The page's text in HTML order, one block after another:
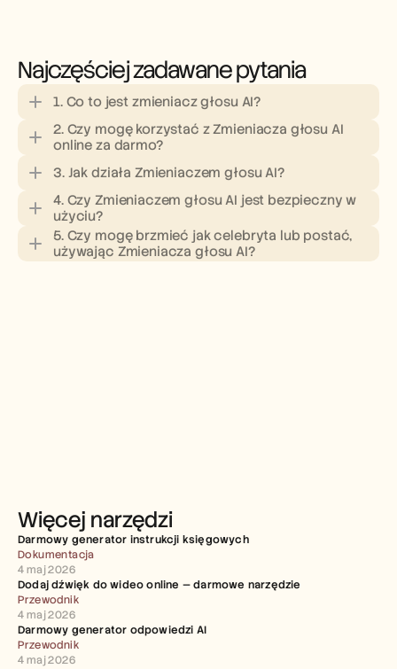
Najczęściej zadawane pytania
1. Co to jest zmieniacz głosu AI?
2. Czy mogę korzystać z Zmieniacza głosu AI
online za darmo?
3. Jak działa Zmieniaczem głosu AI?
4. Czy Zmieniaczem głosu AI jest bezpieczny w
użyciu?
5. Czy mogę brzmieć jak celebryta lub postać,
używając Zmieniacza głosu AI?
Więcej narzędzi
Darmowy generator instrukcji księgowych
Dokumentacja
4 maj 2026
Dodaj dźwięk do wideo online — darmowe narzędzie
Przewodnik
4 maj 2026
Darmowy generator odpowiedzi AI
Przewodnik
4 maj 2026